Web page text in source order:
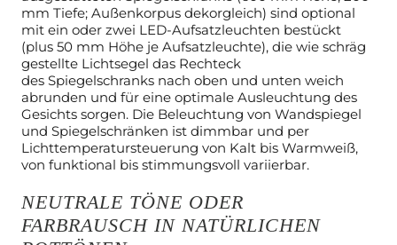
mm Tiefe; Außenkorpus dekorgleich) sind optional
mit ein oder zwei LED-Aufsatzleuchten bestückt
(plus 50 mm Höhe je Aufsatzleuchte), die wie schräg
gestellte Lichtsegel das Rechteck
des Spiegelschranks nach oben und unten weich
abrunden und für eine optimale Ausleuchtung des
Gesichts sorgen. Die Beleuchtung von Wandspiegel
und Spiegelschränken ist dimmbar und per
Lichttemperatursteuerung von Kalt bis Warmweiß,
von funktional bis stimmungsvoll variierbar.
NEUTRALE TÖNE ODER
FARBRAUSCH IN NATÜRLICHEN